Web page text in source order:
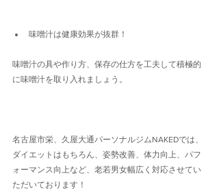
味噌汁は健康効果が抜群！
味噌汁の具や作り方、保存の仕方を工夫して積極的
に味噌汁を取り入れましょう。
名古屋市栄、久屋大通パーソナルジムNAKEDでは、
ダイエットはもちろん、姿勢改善、体力向上、パフ
ォーマンス向上など、老若男女幅広く対応させてい
ただいております！